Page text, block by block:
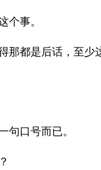
个事。
那都是后话，至
句口号而已。